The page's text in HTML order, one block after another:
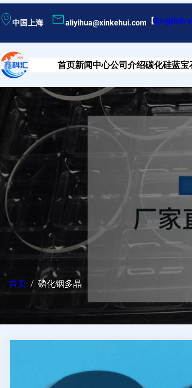
至
容
中国上海 aliyihua@xinkehui.com 【English
首页新闻中心公司介绍碳化硅蓝宝
首页 磷化铟多晶